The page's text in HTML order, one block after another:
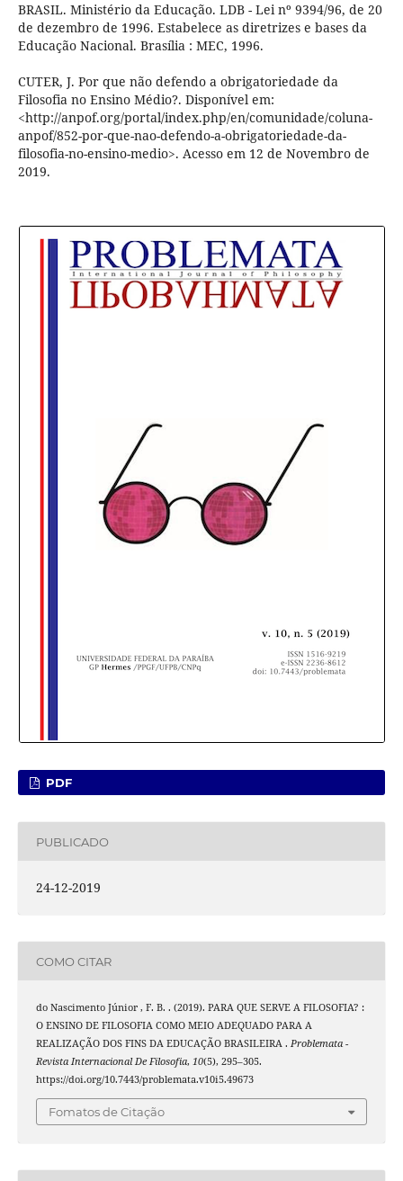
BRASIL. Ministério da Educação. LDB - Lei nº 9394/96, de 20
de dezembro de 1996. Estabelece as diretrizes e bases da
Educação Nacional. Brasília : MEC, 1996.
CUTER, J. Por que não defendo a obrigatoriedade da
Filosofia no Ensino Médio?. Disponível em:
<http://anpof.org/portal/index.php/en/comunidade/coluna-
anpof/852-por-que-nao-defendo-a-obrigatoriedade-da-
filosofia-no-ensino-medio>. Acesso em 12 de Novembro de
2019.
PDF
PUBLICADO
24-12-2019
COMO CITAR
do Nascimento Júnior , F. B. . (2019). PARA QUE SERVE A FILOSOFIA? :
O ENSINO DE FILOSOFIA COMO MEIO ADEQUADO PARA A
REALIZAÇÃO DOS FINS DA EDUCAÇÃO BRASILEIRA . Problemata -
Revista Internacional De Filosofia, 10(5), 295–305.
https://doi.org/10.7443/problemata.v10i5.49673
Fomatos de Citação